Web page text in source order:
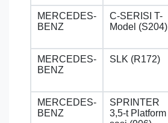
MERCEDES-
BENZ
C-SERISI T-
Model (S204)
MERCEDES-
BENZ
SLK (R172)
MERCEDES-
BENZ
SPRINTER
3,5-t Platform